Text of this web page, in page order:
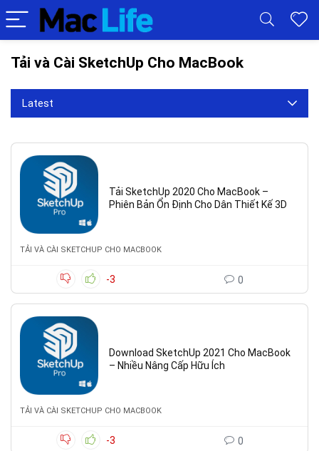
Tải và Cài SketchUp Cho MacBook
Latest
Tải SketchUp 2020 Cho MacBook –
Phiên Bản Ổn Định Cho Dân Thiết Kế 3D
TẢI VÀ CÀI SKETCHUP CHO MACBOOK
-3 0
Download SketchUp 2021 Cho MacBook
– Nhiều Nâng Cấp Hữu Ích
TẢI VÀ CÀI SKETCHUP CHO MACBOOK
-3 0